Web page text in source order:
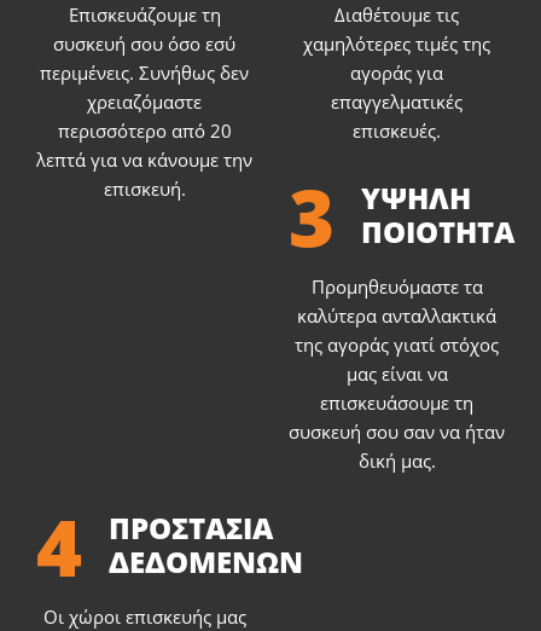
Επισκευάζουμε τη
συσκευή σου όσο εσύ
περιμένεις. Συνήθως δεν
χρειαζόμαστε
περισσότερο από 20
λεπτά για να κάνουμε την
επισκευή.
Διαθέτουμε τις
χαμηλότερες τιμές της
αγοράς για
επαγγελματικές
επισκευές.
3
ΥΨΗΛΗ
ΠΟΙΟΤΗΤΑ
Προμηθευόμαστε τα
καλύτερα ανταλλακτικά
της αγοράς γιατί στόχος
μας είναι να
επισκευάσουμε τη
συσκευή σου σαν να ήταν
δική μας.
4
ΠΡΟΣΤΑΣΙΑ
ΔΕΔΟΜΕΝΩΝ
Οι χώροι επισκευής μας